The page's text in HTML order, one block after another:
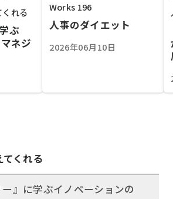
れる
ぶ
ネジ
Works 196
人事のダイエット
2026年06月10日
くれる
ー』に学ぶイノベーションの